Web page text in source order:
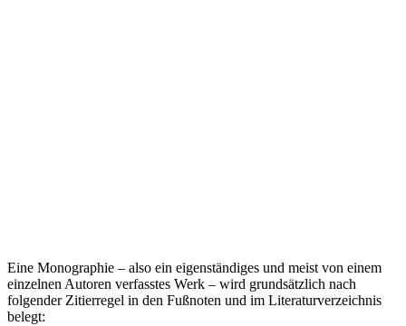
Eine Monographie – also ein eigenständiges und meist von einem
einzelnen Autoren verfasstes Werk – wird grundsätzlich nach
folgender Zitierregel in den Fußnoten und im Literaturverzeichnis
belegt: